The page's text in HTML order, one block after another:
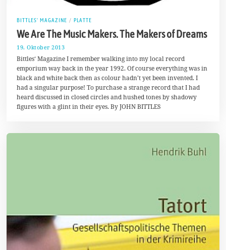
BITTLES' MAGAZINE / PLATTE
We Are The Music Makers. The Makers of Dreams
19. Oktober 2013
7
.
A
u
g
s
t
Bittles‘ Magazine I remember walking into my local record
emporium way back in the year 1992. Of course everything was in
black and white back then as colour hadn’t yet been invented. I
had a singular purpose! To purchase a strange record that I had
heard discussed in closed circles and hushed tones by shadowy
figures with a glint in their eyes. By JOHN BITTLES